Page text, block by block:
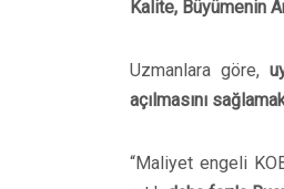
Kalite, Büyümenin
Uzmanlara göre,
açılmasını
“Maliyet engeli